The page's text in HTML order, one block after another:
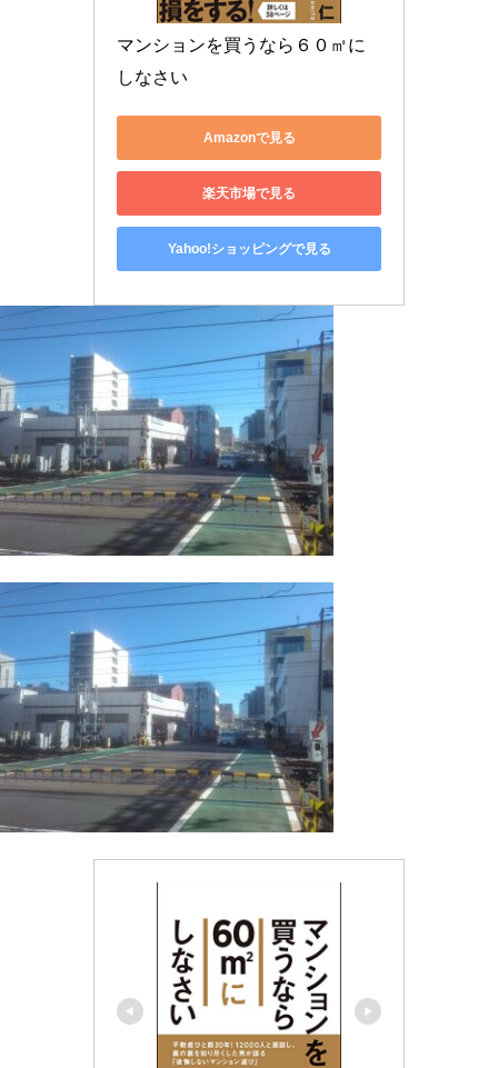
マンションを買うなら６０㎡に
しなさい
Amazonで見る
楽天市場で見る
Yahoo!ショッピングで見る